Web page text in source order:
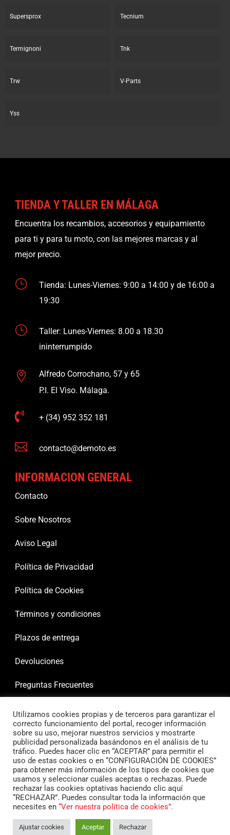
Supersprox Tecnium
Termignoni Tnk
Trw V-Parts
Yss
TIENDA Y TALLER EN MÁLAGA
Encuentra los recambios, accesorios y equipamiento
para ti y para tu moto, con las mejores marcas y al
mejor precio.
}
Tienda: Lunes-Viernes: 9:00 a 14:00 y de 16:00 a
19:30
}
Taller: Lunes-Viernes: 8.00 a 18.30
ininterrumpido

Alfredo Corrochano, 57 y 65
P.I. El Viso. Málaga.
 + (34) 952 352 181
 contacto@demoto.es
INFORMACION GENERAL
Contacto
Sobre Nosotros
Aviso Legal
Política de Privacidad
Política de Cookies
Términos y condiciones
Plazos de entrega
Devoluciones
Preguntas Frecuentes
Utilizamos cookies propias y de terceros para garantizar el
correcto funcionamiento del portal, recoger información
sobre su uso, mejorar nuestros servicios y mostrarte
publicidad personalizada basándonos en el análisis de tu
tráfico. Puedes hacer clic en “ACEPTAR” para permitir el
uso de estas cookies o en “CONFIGURACIÓN DE COOKIES”
para obtener más información de los tipos de cookies que
usamos y seleccionar cuáles aceptas o rechazas. Puede
rechazar las cookies optativas haciendo clic aquí
“RECHAZAR”. Puedes consultar toda la información que
necesites en “Ver nuestra política de cookies”.
Ajustar cookies Aceptar Rechazar